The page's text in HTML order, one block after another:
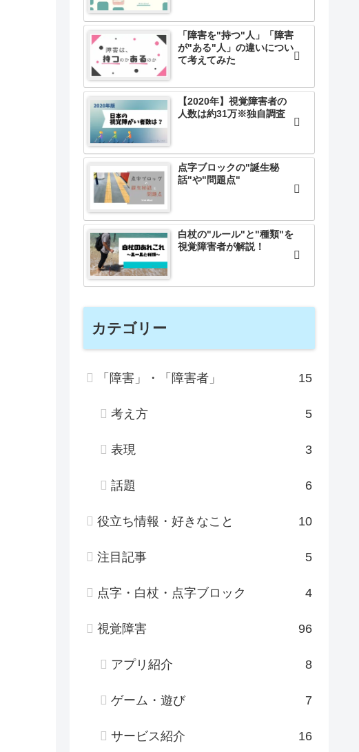
「障害を"持つ"人」「障害
が"ある"人」の違いについ
て考えてみた
【2020年】視覚障害者の
人数は約31万※独自調査
点字ブロックの"誕生秘
話"や"問題点"
白杖の"ルール"と"種類"を
視覚障害者が解説！
カテゴリー
「障害」・「障害者」 15
考え方 5
表現 3
話題 6
役立ち情報・好きなこと 10
注目記事 5
点字・白杖・点字ブロック 4
視覚障害 96
アプリ紹介 8
ゲーム・遊び 7
サービス紹介 16